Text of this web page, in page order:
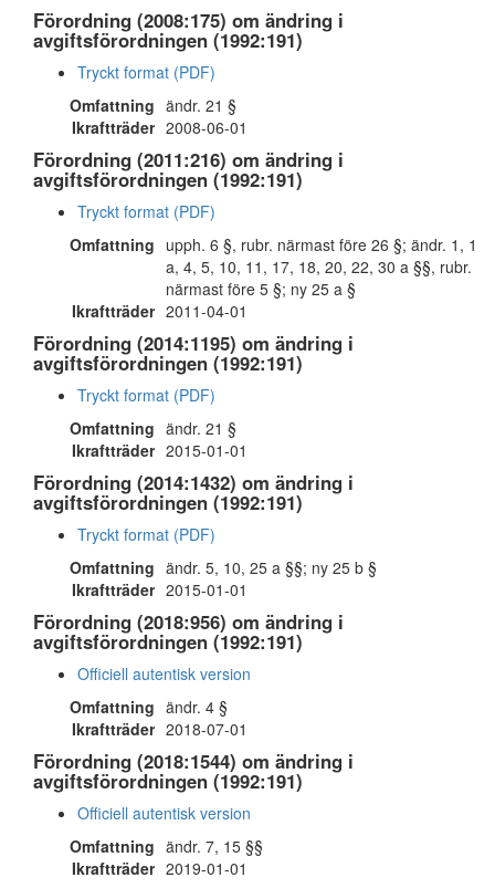
Förordning (2008:175) om ändring i
avgiftsförordningen (1992:191)
Tryckt format (PDF)
Omfattning ändr. 21 §
Ikraftträder 2008-06-01
Förordning (2011:216) om ändring i
avgiftsförordningen (1992:191)
Tryckt format (PDF)
Omfattning upph. 6 §, rubr. närmast före 26 §; ändr. 1, 1
a, 4, 5, 10, 11, 17, 18, 20, 22, 30 a §§, rubr.
närmast före 5 §; ny 25 a §
Ikraftträder 2011-04-01
Förordning (2014:1195) om ändring i
avgiftsförordningen (1992:191)
Tryckt format (PDF)
Omfattning ändr. 21 §
Ikraftträder 2015-01-01
Förordning (2014:1432) om ändring i
avgiftsförordningen (1992:191)
Tryckt format (PDF)
Omfattning ändr. 5, 10, 25 a §§; ny 25 b §
Ikraftträder 2015-01-01
Förordning (2018:956) om ändring i
avgiftsförordningen (1992:191)
Officiell autentisk version
Omfattning ändr. 4 §
Ikraftträder 2018-07-01
Förordning (2018:1544) om ändring i
avgiftsförordningen (1992:191)
Officiell autentisk version
Omfattning ändr. 7, 15 §§
Ikraftträder 2019-01-01